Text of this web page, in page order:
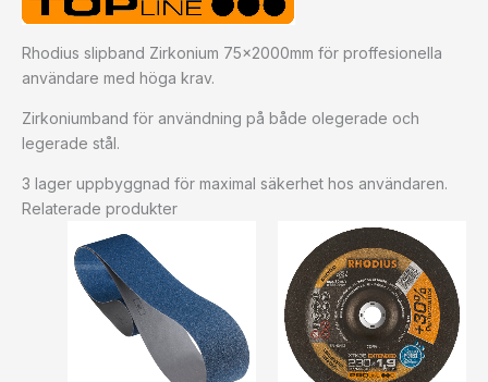
Rhodius slipband Zirkonium 75x2000mm för proffesionella
användare med höga krav.
Zirkoniumband för användning på både olegerade och
legerade stål.
3 lager uppbyggnad för maximal säkerhet hos användaren.
Relaterade produkter
Prisintervall:
959 kr1199 kr
1193 kr1491 kr
44 kr55
till
59 kr74